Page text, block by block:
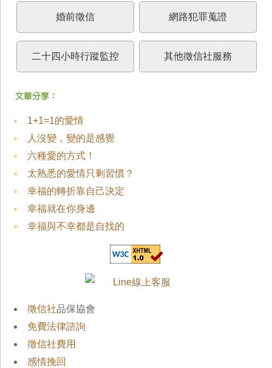
婚前徵信 網路犯罪蒐證
二十四小時行蹤監控 其他徵信社服務
1+1=1的愛情
人沒變，變的是感覺
六種愛的方式！
太熟悉的愛情只剩習慣？
幸福的轉折靠自己決定
幸福就在你身邊
幸福與不幸都是自找的
徵信社品保協會
免費法律諮詢
徵信社費用
感情挽回